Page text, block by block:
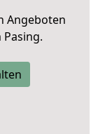
Angeboten